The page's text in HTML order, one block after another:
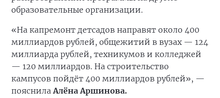
образовательные организации.
«На капремонт детсадов направят около 400
миллиардов рублей, общежитий в вузах — 124
миллиарда рублей, техникумов и колледжей
— 120 миллиардов. На строительство
кампусов пойдёт 400 миллиардов рублей», —
пояснилаАлёна Аршинова.